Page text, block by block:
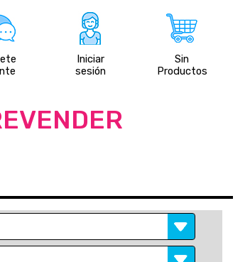
Iniciar
sesión
Sin
Productos